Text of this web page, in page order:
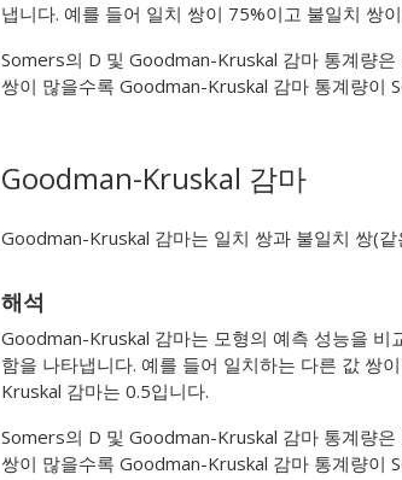
냅니다. 예를 들어 일치 쌍이 75%이고 불일치 쌍
Somers의 D 및 Goodman-Kruskal 감마 통계량
쌍이 많을수록 Goodman-Kruskal 감마 통계량이
Goodman-Kruskal 감마
Goodman-Kruskal 감마는 일치 쌍과 불일치 쌍(
해석
Goodman-Kruskal 감마는 모형의 예측 성능을 비
함을 나타냅니다. 예를 들어 일치하는 다른 값 쌍
Kruskal 감마는 0.5입니다.
Somers의 D 및 Goodman-Kruskal 감마 통계량
쌍이 많을수록 Goodman-Kruskal 감마 통계량이